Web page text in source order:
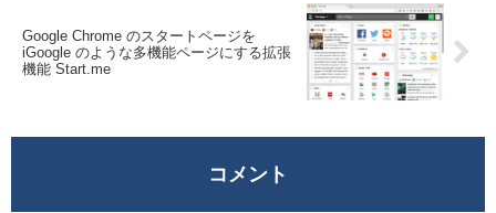
Google Chrome のスタートページを
iGoogle のような多機能ページにする拡張
機能 Start.me
コメント